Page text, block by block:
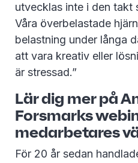
utvecklas inte i den takt
Våra överbelastade
belastning under långa
att vara kreativ eller
är stressad.”
Lär dig mer på
Forsmarks
medarbetares
För 20 år sedan